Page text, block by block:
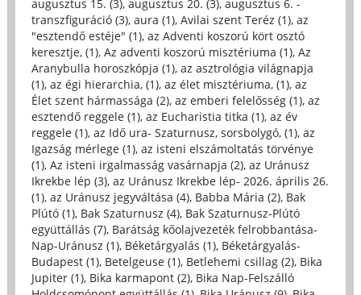
augusztus 15. (3), augusztus 20. (3), augusztus 6. -
transzfiguráció (3), aura (1), Avilai szent Teréz (1), az
"esztendő estéje" (1), az Adventi koszorú kört osztó
keresztje, (1), Az adventi koszorú misztériuma (1), Az
Aranybulla horoszkópja (1), az asztrológia világnapja
(1), az égi hierarchia, (1), az élet misztériuma, (1), az
Élet szent hármassága (2), az emberi felelősség (1), az
esztendő reggele (1), az Eucharistia titka (1), az év
reggele (1), az Idő ura- Szaturnusz, sorsbolygó, (1), az
Igazság mérlege (1), az isteni elszámoltatás törvénye
(1), Az isteni irgalmasság vasárnapja (2), az Uránusz
Ikrekbe lép (3), az Uránusz Ikrekbe lép- 2026. április 26.
(1), az Uránusz jegyváltása (4), Babba Mária (2), Bak
Plútó (1), Bak Szaturnusz (4), Bak Szaturnusz-Plútó
együttállás (7), Barátság kőolajvezeték felrobbantása-
Nap-Uránusz (1), Béketárgyalás (1), Béketárgyalás-
Budapest (1), Betelgeuse (1), Betlehemi csillag (2), Bika
Jupiter (1), Bika karmapont (2), Bika Nap-Felszálló